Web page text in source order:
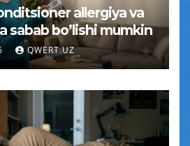
allergiya va
sabab bo’lishi mumkin
QWERT.UZ